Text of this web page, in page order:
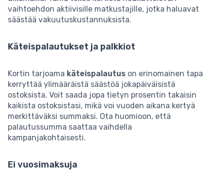
vaihtoehdon aktiivisille matkustajille, jotka haluavat
säästää vakuutuskustannuksista.
Käteispalautukset ja palkkiot
Kortin tarjoama käteispalautus on erinomainen tapa
kerryttää ylimääräistä säästöä jokapäiväisistä
ostoksista. Voit saada jopa tietyn prosentin takaisin
kaikista ostoksistasi, mikä voi vuoden aikana kertyä
merkittäväksi summaksi. Ota huomioon, että
palautussumma saattaa vaihdella
kampanjakohtaisesti.
Ei vuosimaksuja